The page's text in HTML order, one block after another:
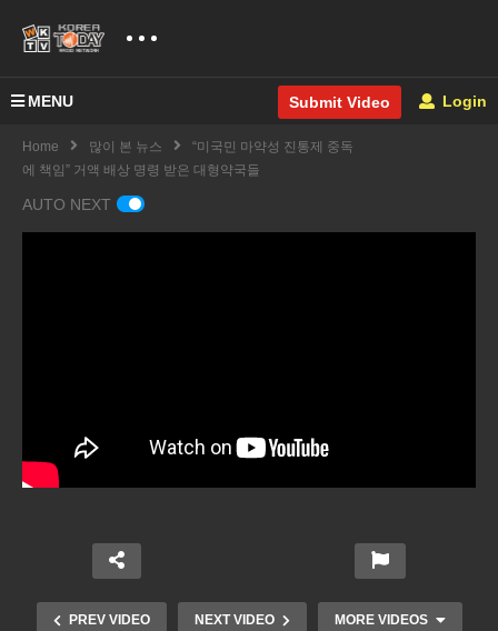
MENU Submit Video Login
Home 많이 본 뉴스
“미국민 마약성 진통제 중독
에 책임” 거액 배상 명령 받은 대형약국들
AUTO NEXT
PREV VIDEO NEXT VIDEO MORE VIDEOS